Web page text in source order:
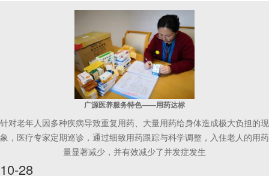
广源医养服务特色——用药达标
针对老年人因多种疾病导致重复用药、大量用药给身体造成极大负担的现
象，医疗专家定期巡诊，通过细致用药跟踪与科学调整，入住老人的用药
量显著减少，并有效减少了并发症发生
10-28